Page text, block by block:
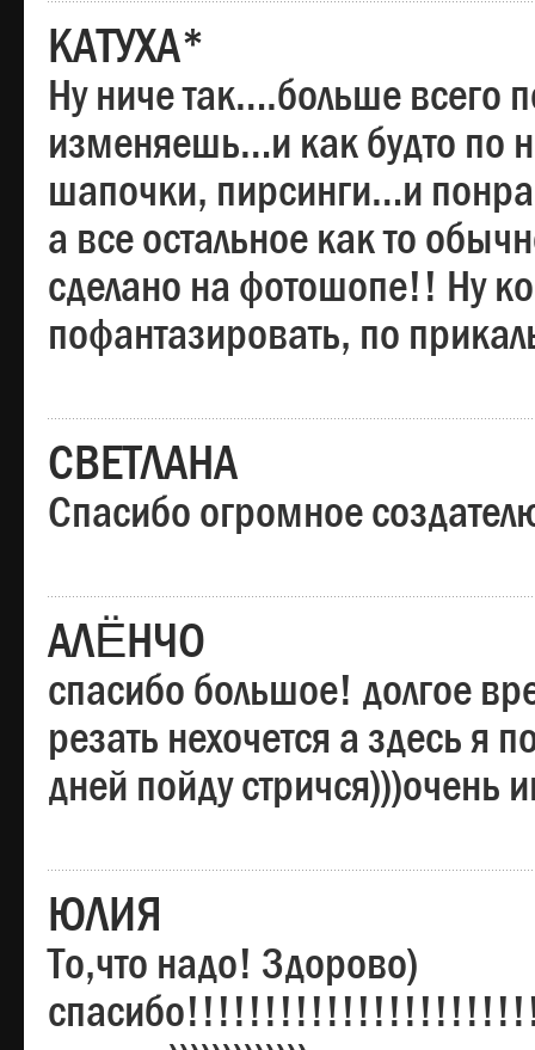
КАТУХА*
Ну ниче так….больше всего
изменяешь…и как будто по
шапочки, пирсинги…и
а все остальное как то
сделано на фотошопе!! Ну
пофантазировать, по
СВЕТЛАНА
Спасибо огромное
АЛЁНЧО
спасибо большое! долгое
резать нехочется а здесь я
дней пойду стричся)))очень
ЮЛИЯ
То,что надо! Здорово)